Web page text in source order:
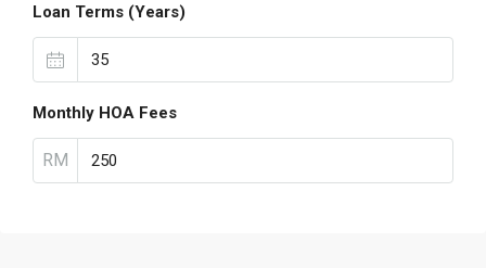
Loan Terms (Years)
Monthly HOA Fees
RM